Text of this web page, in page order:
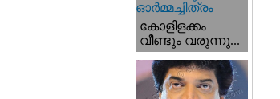
കോളിളക്കം
വീണ്ടും വരുന്നു...